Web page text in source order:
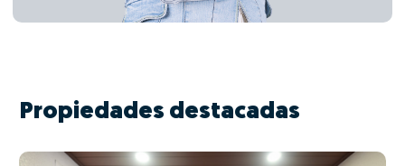
Propiedades destacadas